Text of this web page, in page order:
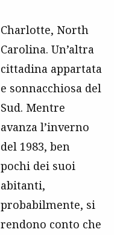
Charlotte, North
Carolina. Un’altra
cittadina appartata
e sonnacchiosa del
Sud. Mentre
avanza l’inverno
del 1983, ben
pochi dei suoi
abitanti,
probabilmente, si
rendono conto che